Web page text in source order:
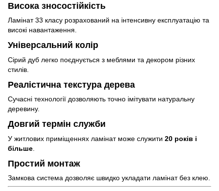
Висока зносостійкість
Ламінат 33 класу розрахований на інтенсивну експлуатацію та
високі навантаження.
Універсальний колір
Сірий дуб легко поєднується з меблями та декором різних
стилів.
Реалістична текстура дерева
Сучасні технології дозволяють точно імітувати натуральну
деревину.
Довгий термін служби
У житлових приміщеннях ламінат може служити 20 років і
більше
Простий монтаж
Замкова система дозволяє швидко укладати ламінат без клею.